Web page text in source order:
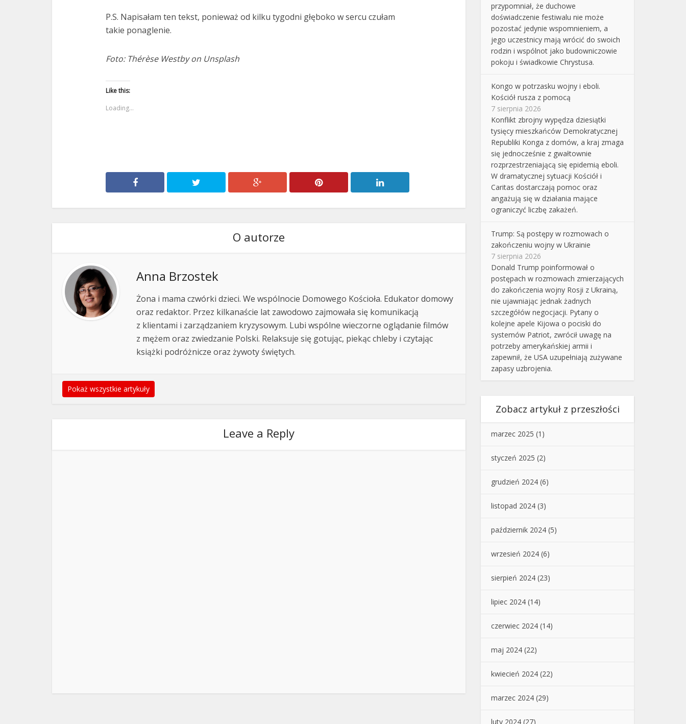
P.S. Napisałam ten tekst, ponieważ od kilku tygodni głęboko w sercu czułam
takie ponaglenie.
Foto: Thérèse Westby on Unsplash
Like this:
Loading...
O autorze
Anna Brzostek
Żona i mama czwórki dzieci. We wspólnocie Domowego Kościoła. Edukator domowy
oraz redaktor. Przez kilkanaście lat zawodowo zajmowała się komunikacją
z klientami i zarządzaniem kryzysowym. Lubi wspólne wieczorne oglądanie filmów
z mężem oraz zwiedzanie Polski. Relaksuje się gotując, piekąc chleby i czytając
książki podróżnicze oraz żywoty świętych.
Pokaż wszystkie artykuły
Leave a Reply
przypomniał, że duchowe
doświadczenie festiwalu nie może
pozostać jedynie wspomnieniem, a
jego uczestnicy mają wrócić do swoich
rodzin i wspólnot jako budowniczowie
pokoju i świadkowie Chrystusa.
Kongo w potrzasku wojny i eboli.
Kościół rusza z pomocą
7 sierpnia 2026
Konflikt zbrojny wypędza dziesiątki
tysięcy mieszkańców Demokratycznej
Republiki Konga z domów, a kraj zmaga
się jednocześnie z gwałtownie
rozprzestrzeniającą się epidemią eboli.
W dramatycznej sytuacji Kościół i
Caritas dostarczają pomoc oraz
angażują się w działania mające
ograniczyć liczbę zakażeń.
Trump: Są postępy w rozmowach o
zakończeniu wojny w Ukrainie
7 sierpnia 2026
Donald Trump poinformował o
postępach w rozmowach zmierzających
do zakończenia wojny Rosji z Ukrainą,
nie ujawniając jednak żadnych
szczegółów negocjacji. Pytany o
kolejne apele Kijowa o pociski do
systemów Patriot, zwrócił uwagę na
potrzeby amerykańskiej armii i
zapewnił, że USA uzupełniają zużywane
zapasy uzbrojenia.
Zobacz artykuł z przeszłości
marzec 2025 (1)
styczeń 2025 (2)
grudzień 2024 (6)
listopad 2024 (3)
październik 2024 (5)
wrzesień 2024 (6)
sierpień 2024 (23)
lipiec 2024 (14)
czerwiec 2024 (14)
maj 2024 (22)
kwiecień 2024 (22)
marzec 2024 (29)
luty 2024 (27)